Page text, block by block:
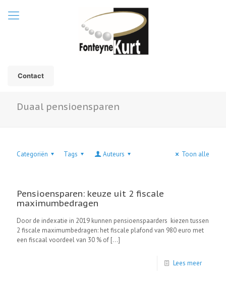
Contact
Duaal pensioensparen
Categoriën Tags Auteurs Toon alle
Pensioensparen: keuze uit 2 fiscale
maximumbedragen
Door de indexatie in 2019 kunnen pensioenspaarders kiezen tussen
2 fiscale maximumbedragen: het fiscale plafond van 980 euro met
een fiscaal voordeel van 30 % of […]
Lees meer